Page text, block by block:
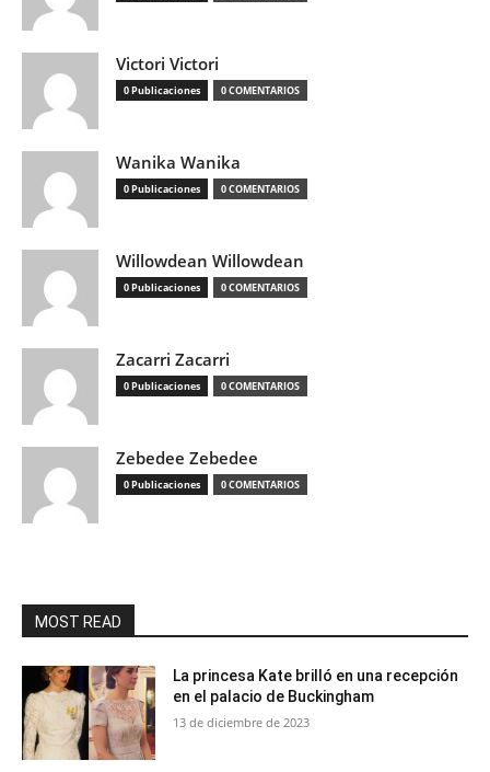
Victori Victori
0 Publicaciones 0 COMENTARIOS
Wanika Wanika
0 Publicaciones 0 COMENTARIOS
Willowdean Willowdean
0 Publicaciones 0 COMENTARIOS
Zacarri Zacarri
0 Publicaciones 0 COMENTARIOS
Zebedee Zebedee
0 Publicaciones 0 COMENTARIOS
MOST READ
La princesa Kate brilló en una recepción
en el palacio de Buckingham
13 de diciembre de 2023